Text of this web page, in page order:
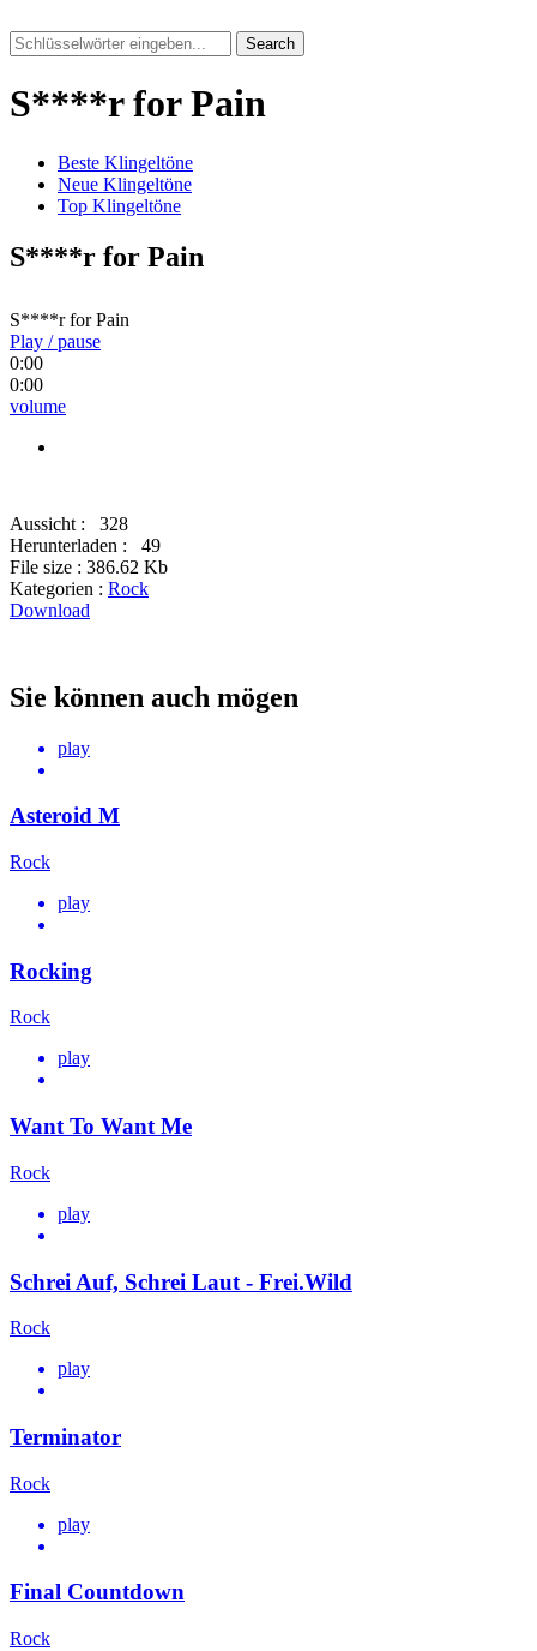
Search
S****r for Pain
Beste Klingeltöne
Neue Klingeltöne
Top Klingeltöne
S****r for Pain
S****r for Pain
Play / pause
0:00
0:00
volume
Aussicht :
328
Herunterladen :
49
File size : 386.62 Kb
Kategorien : Rock
Download
Sie können auch mögen
play
Asteroid M
Rock
play
Rocking
Rock
play
Want To Want Me
Rock
play
Schrei Auf, Schrei Laut - Frei.Wild
Rock
play
Terminator
Rock
play
Final Countdown
Rock